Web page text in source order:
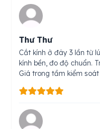
Thư Thư
Cắt kính ở đây 3 lần từ
kính bền, đo độ chuẩn.
Giá trong tầm kiểm